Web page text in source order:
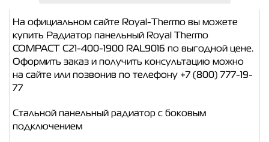
На официальном сайте Royal-Thermo вы можете
купить Радиатор панельный Royal Thermo
COMPACT C21-400-1900 RAL9016 по выгодной цене.
Оформить заказ и получить консультацию можно
на сайте или позвонив по телефону +7 (800) 777-19-
77
Стальной панельный радиатор с боковым
подключением